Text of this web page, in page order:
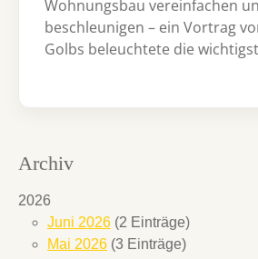
Wohnungsbau vereinfachen
beschleunigen – ein Vortrag
Golbs beleuchtete die
Archiv
2026
Juni 2026 (2 Einträge)
Mai 2026 (3 Einträge)